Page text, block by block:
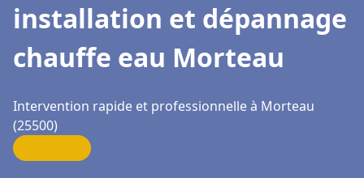
installation et dépannage
chauffe eau Morteau
Intervention rapide et professionnelle à Morteau
(25500)